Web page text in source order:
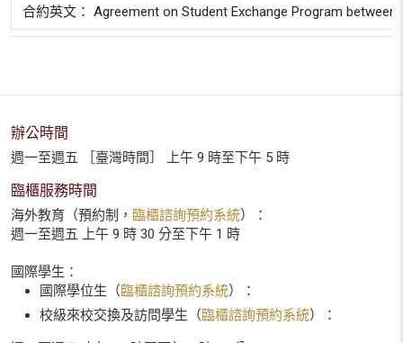
合約英文： Agreement on Student Exchange Program
辦公時間
週一至週五 ［臺灣時間］ 上午 9 時至下午 5 時
臨櫃服務時間
海外教育（預約制， 臨櫃諮詢預約系統）：
週一至週五 上午 9 時 30 分至下午 1 時
國際學生：
國際學位生（臨櫃諮詢預約系統）：
校級來校交換及訪問學生（臨櫃諮詢預約系統）：